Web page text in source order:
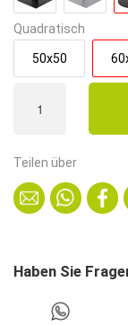
Quadratisch
50x50
60x60
Stahlgestell
|
Eiche
Menge
Teilen über
Haben Sie